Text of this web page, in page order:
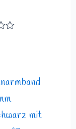
12,49 €